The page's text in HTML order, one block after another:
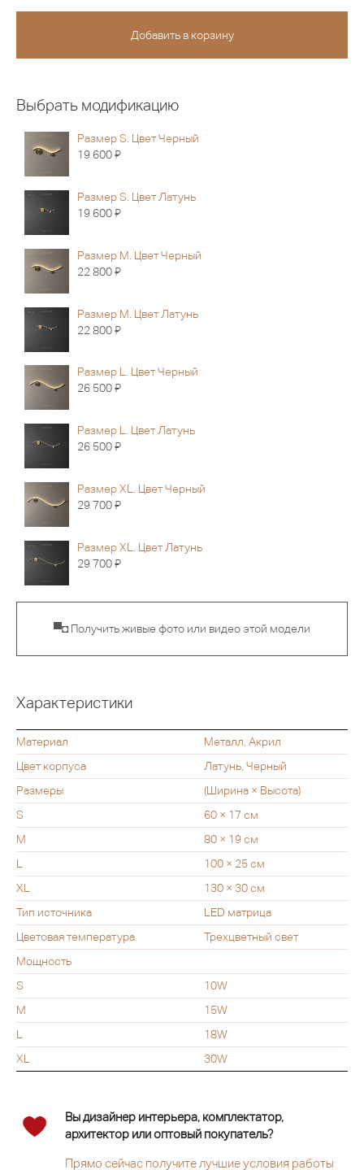
Выбрать модификацию
Размер S. Цвет Черный
19 600Я
Размер S. Цвет Латунь
19 600Я
Размер M. Цвет Черный
22 800Я
Размер M. Цвет Латунь
22 800Я
Размер L. Цвет Черный
26 500Я
Размер L. Цвет Латунь
26 500Я
Размер XL. Цвет Черный
29 700Я
Размер XL. Цвет Латунь
29 700Я
▀◘ Получить живые фото или видео этой модели
Характеристики
Материал
Металл, Акрил
Цвет корпуса
Латунь, Черный
Размеры
(Ширина × Высота)
S
60 × 17 см
M
80 × 19 см
L
100 × 25 см
XL
130 × 30 см
Тип источника
LED матрица
Цветовая температура
Трехцветный свет
Мощность
S
10W
M
15W
L
18W
XL
30W
Вы дизайнер интерьера, комплектатор,
архитектор или оптовый покупатель?
Прямо сейчас получите лучшие условия работы